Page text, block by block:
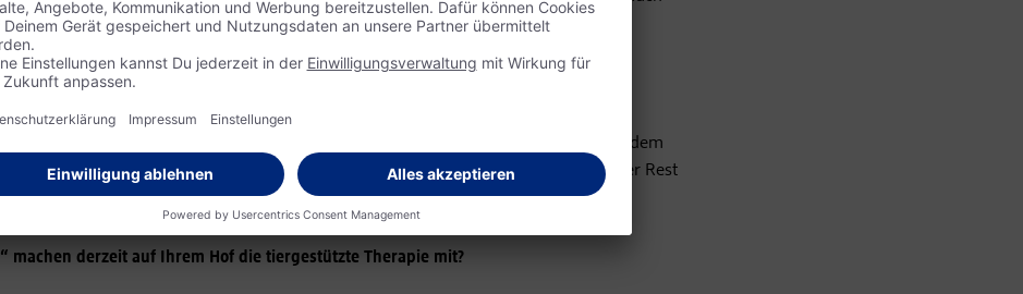
gewährleistet sein muss.
für den Ausbau des Außenbereichs benötigt?
die wir bisher eingeholt haben, machen rund € 130.000 aus. Dank dm sind wir dem
näher. Derzeit sind wir auf der Suche nach weiteren Sponsoren, damit auch der Rest
werden kann.
machen derzeit auf Ihrem Hof die tiergestützte Therapie mit?